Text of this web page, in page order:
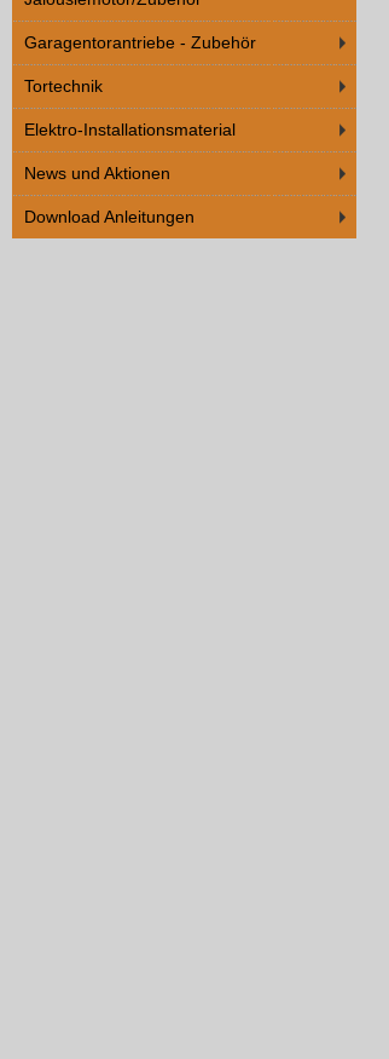
Garagentorantriebe - Zubehör
Tortechnik
Elektro-Installationsmaterial
News und Aktionen
Download Anleitungen